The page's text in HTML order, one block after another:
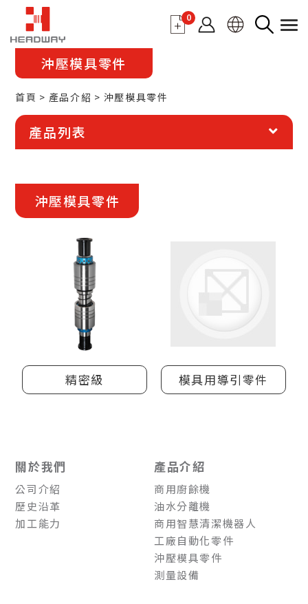
0
沖壓模具零件
首頁 產品介紹 沖壓模具零件
產品列表
更多詳細資訊
沖壓模具零件
精密級 模具用導引零件
關於我們
公司介紹
歷史沿革
加工能力
產品介紹
商用廚餘機
油水分離機
商用智慧清潔機器人
工廠自動化零件
沖壓模具零件
測量設備